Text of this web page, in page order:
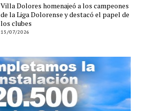
Villa Dolores homenajeó a los campeones
de la Liga Dolorense y destacó el papel de
los clubes
15/07/2026